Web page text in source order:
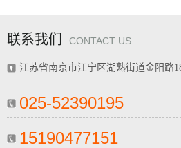
联系我们 CONTACT US
江苏省南京市江宁区湖熟街道金阳路
025-52390195
15190477151